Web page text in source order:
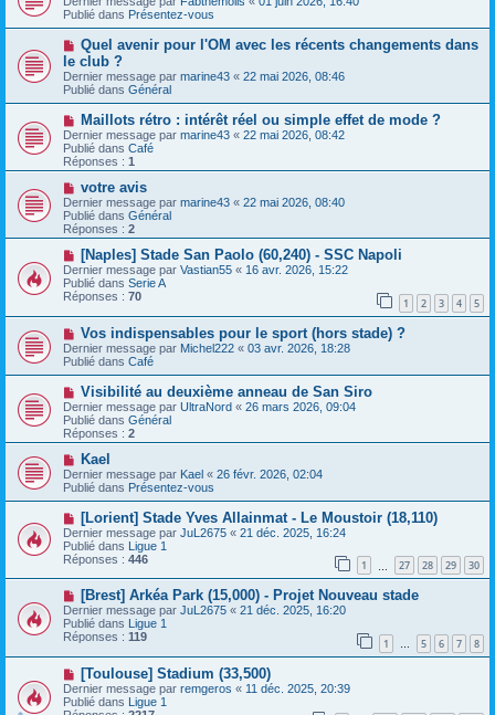
e
e
s
s
a
g
e
u
v
a
u
m
e
s
s
a
g
e
Publié dans Présentez-vous
N
u
v
e
a
m
e
s
s
a
g
e
Quel avenir pour l'OM avec les récents changements dans
le club ?
Dernier message par marine43 « 22 mai 2026, 08:46
Publié dans Général
N
o
u
v
e
a
m
e
s
s
a
g
e
Maillots rétro : intérêt réel ou simple effet de mode ?
Dernier message par marine43 « 22 mai 2026, 08:42
Publié dans Café
Réponses : 1
N
o
u
v
e
a
u
m
e
s
s
a
g
e
votre avis
Dernier message par marine43 « 22 mai 2026, 08:40
Publié dans Général
Réponses : 2
N
o
u
v
e
a
u
m
e
s
g
e
[Naples] Stade San Paolo (60,240) - SSC Napoli
Dernier message par Vastian55 « 16 avr. 2026, 15:22
Publié dans Serie A
Réponses : 70 1 2 3 4 5
N
o
u
v
e
u
m
e
s
a
g
e
Vos indispensables pour le sport (hors stade) ?
Dernier message par Michel222 « 03 avr. 2026, 18:28
Publié dans Café
N
o
u
v
e
a
u
m
e
a
g
e
Visibilité au deuxième anneau de San Siro
Dernier message par UltraNord « 26 mars 2026, 09:04
Publié dans Général
Réponses : 2
N
o
u
v
e
u
m
e
s
s
a
g
e
Kael
Dernier message par Kael « 26 févr. 2026, 02:04
Publié dans Présentez-vous
N
o
u
v
e
a
m
e
s
s
a
e
[Lorient] Stade Yves Allainmat - Le Moustoir (18,110)
Dernier message par JuL2675 « 21 déc. 2025, 16:24
Publié dans Ligue 1
Réponses : 446 1 27 28 29 30
N
o
u
v
e
a
m
e
s
[Brest] Arkéa Park (15,000) - Projet Nouveau stade
Dernier message par JuL2675 « 21 déc. 2025, 16:20
Publié dans
Ligue 1
Réponses : 119 1 … 5 6 7 8
N
o
u
v
[Toulouse] Stadium (33,500)
Dernier message par remgeros « 11 déc. 2025, 20:39
Publié dans Ligue 1